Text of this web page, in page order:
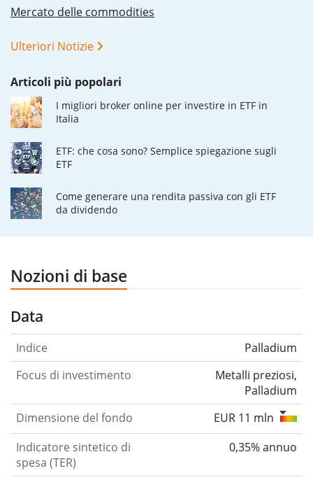
Mercato delle commodities
Ulteriori Notizie
Articoli più popolari
I migliori broker online per investire in ETF in
Italia
ETF: che cosa sono? Semplice spiegazione sugli
ETF
Come generare una rendita passiva con gli ETF
da dividendo
Nozioni di base
Data
Indice
Palladium
Focus di investimento
Metalli preziosi,
Palladium
Dimensione del fondo
EUR 11 mln
Indicatore sintetico di
spesa (TER)
0,35% annuo